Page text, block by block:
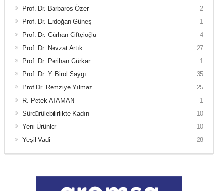
Prof. Dr. Barbaros Özer
2
Prof. Dr. Erdoğan Güneş
1
Prof. Dr. Gürhan Çiftçioğlu
4
Prof. Dr. Nevzat Artık
27
Prof. Dr. Perihan Gürkan
1
Prof. Dr. Y. Birol Saygı
35
Prof.Dr. Remziye Yılmaz
25
R. Petek ATAMAN
1
Sürdürülebilirlikte Kadın
10
Yeni Ürünler
10
Yeşil Vadi
28